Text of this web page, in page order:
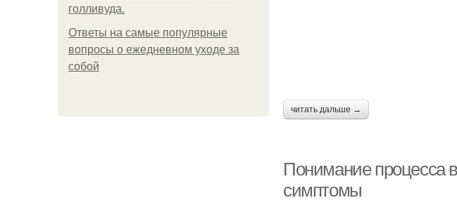
голливуда.
Ответы на самые популярные
вопросы о ежедневном уходе за
собой
читать дальше →
Понимание процесса
симптомы